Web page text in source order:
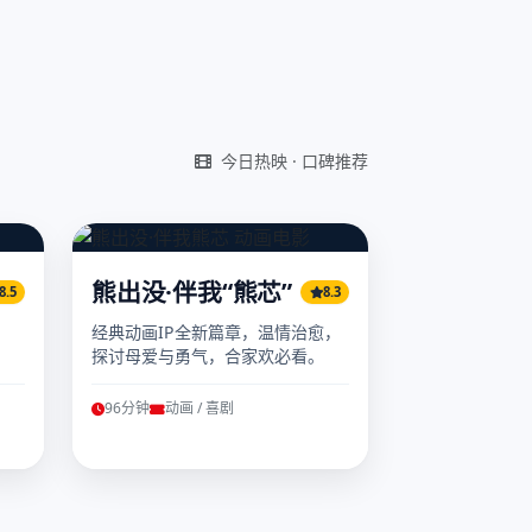
今日热映 · 口碑推荐
8.5 熊出没·伴我“熊芯” 8.3
经典动画IP全新篇章，温情治愈，
探讨母爱与勇气，合家欢必看。
96分钟 动画 / 喜剧